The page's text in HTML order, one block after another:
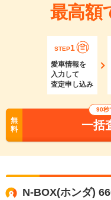
最高額
STEP1
愛車情報を
入力して
査定申し込み
無
料
90秒
一括
N-BOX(ホンダ)